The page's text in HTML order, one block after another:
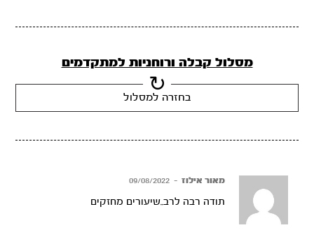
מסלול קבלה ורוחניות למתקדמים
בחזרה למסלול
מאור אילוז –
09/08/2022
תודה רבה לרב..שיעורים מחזקים